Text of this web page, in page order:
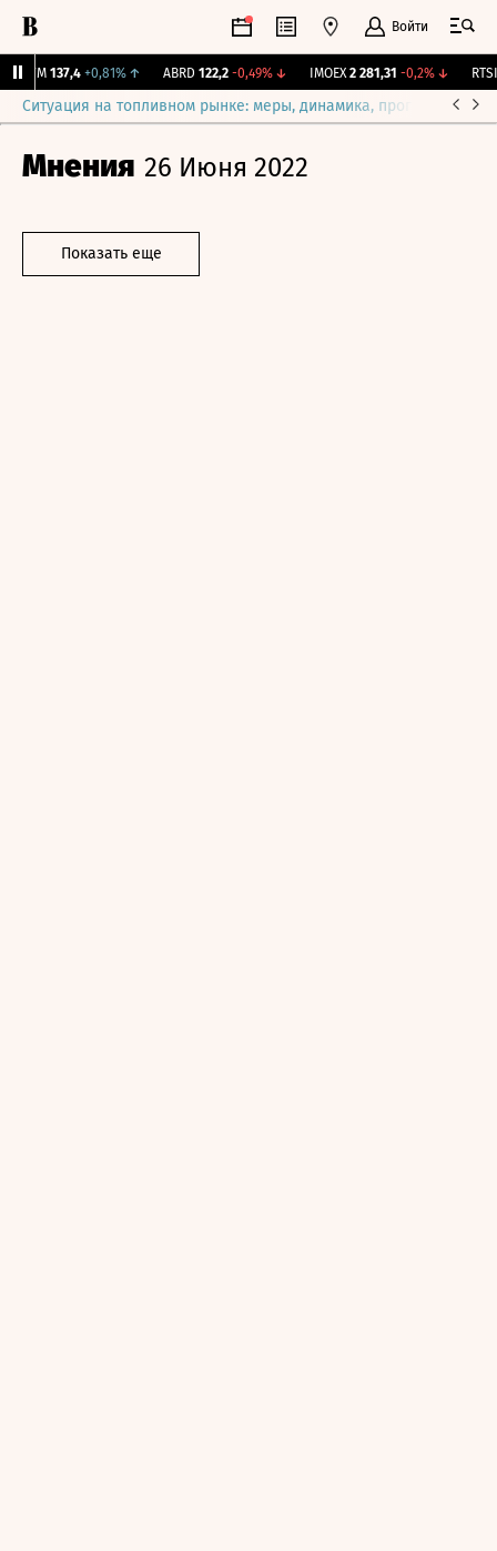
Войти
137,4 +0,81% ↑ ABRD 122,2 -0,49%↓ IMOEX 2 281,31 -0,2%↓ RTSI
Ситуация на топливном рынке: меры, динамика, прогнозы
Мнения 26 Июня 2022
Показать еще